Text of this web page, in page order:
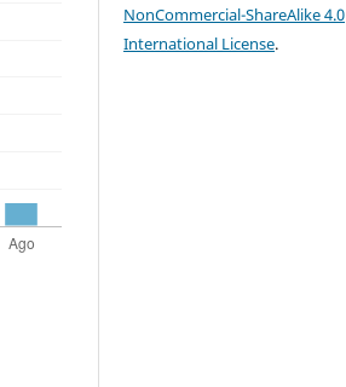
NonCommercial-ShareAlike 4.0
International License.